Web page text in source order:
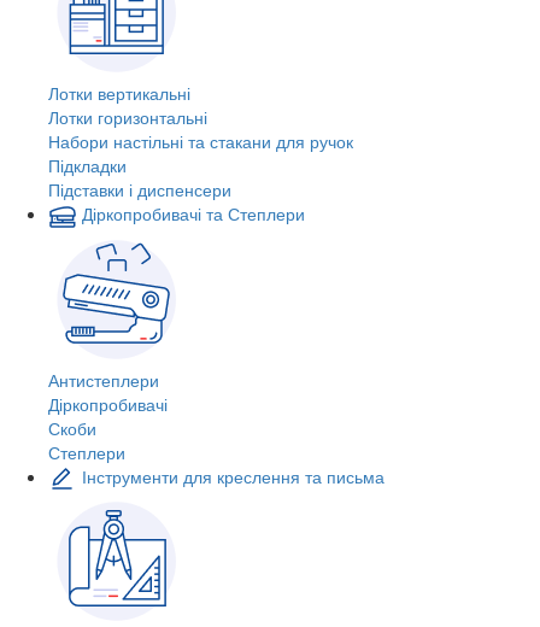
Лотки вертикальні
Лотки горизонтальні
Набори настільні та стакани для ручок
Підкладки
Підставки і диспенсери
Діркопробивачі та Степлери
Антистеплери
Діркопробивачі
Скоби
Степлери
Інструменти для креслення та письма